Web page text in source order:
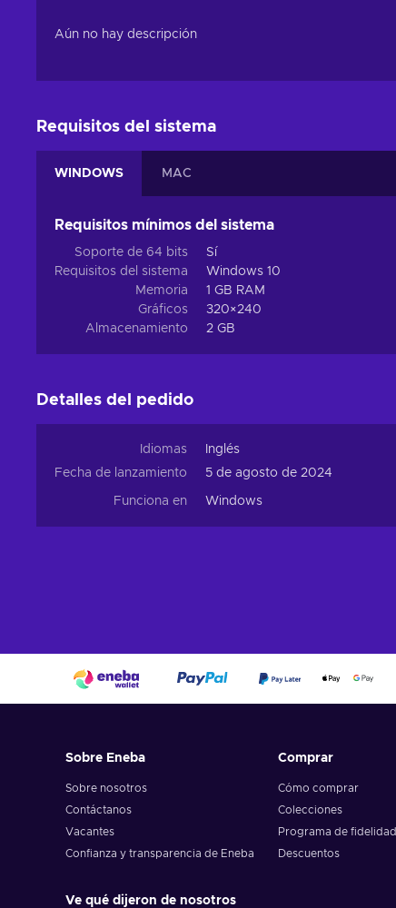
Aún no hay descripción
Requisitos del sistema
WINDOWS MAC
Requisitos mínimos del sistema
Soporte de 64 bits
Sí
Requisitos del sistema
Windows 10
Memoria
1 GB RAM
Gráficos
320×240
Almacenamiento
2 GB
Detalles del pedido
Idiomas
Inglés
Fecha de lanzamiento
5 de agosto de 2024
Funciona en Windows
Sobre Eneba
Sobre nosotros
Contáctanos
Vacantes
Confianza y transparencia de Eneba
Comprar
Cómo comprar
Colecciones
Programa de fidelidad
Descuentos
Ve qué dijeron de nosotros